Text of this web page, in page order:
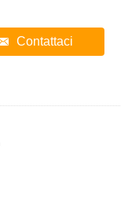
Contattaci